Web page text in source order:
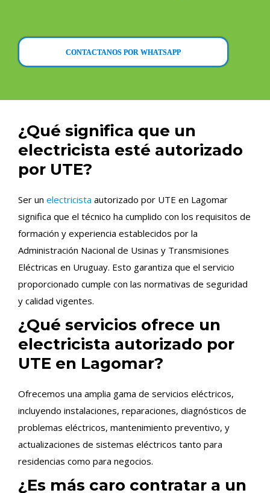
CONTACTANOS POR WHATSAPP
¿Qué significa que un
electricista esté autorizado
por UTE?
Ser un electricista autorizado por UTE en Lagomar
significa que el técnico ha cumplido con los requisitos de
formación y experiencia establecidos por la
Administración Nacional de Usinas y Transmisiones
Eléctricas en Uruguay. Esto garantiza que el servicio
proporcionado cumple con las normativas de seguridad
y calidad vigentes.
¿Qué servicios ofrece un
electricista autorizado por
UTE en Lagomar?
Ofrecemos una amplia gama de servicios eléctricos,
incluyendo instalaciones, reparaciones, diagnósticos de
problemas eléctricos, mantenimiento preventivo, y
actualizaciones de sistemas eléctricos tanto para
residencias como para negocios.
¿Es más caro contratar a un